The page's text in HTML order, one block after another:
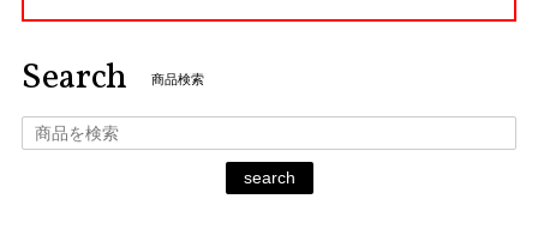
Search 商品検索
search